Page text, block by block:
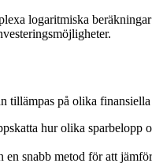
logaritmiska
på olika
hur olika sparbelopp
snabb metod för att